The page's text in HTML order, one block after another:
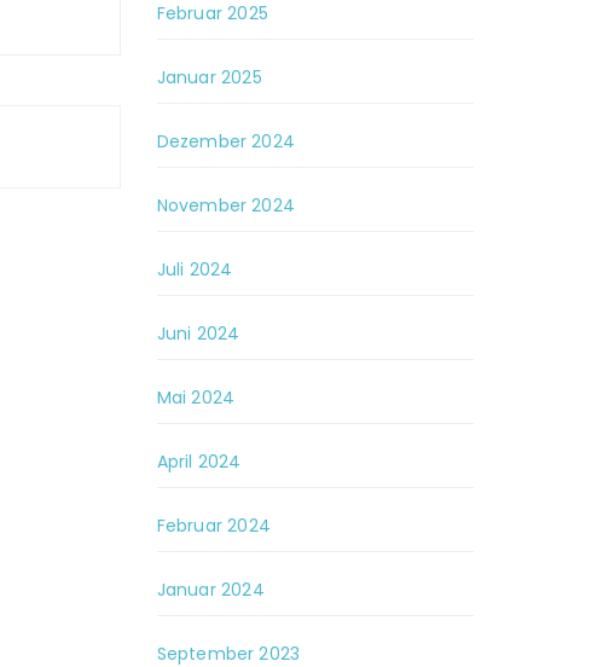
Februar 2025
Januar 2025
Dezember 2024
November 2024
Juli 2024
Juni 2024
Mai 2024
April 2024
Februar 2024
Januar 2024
September 2023